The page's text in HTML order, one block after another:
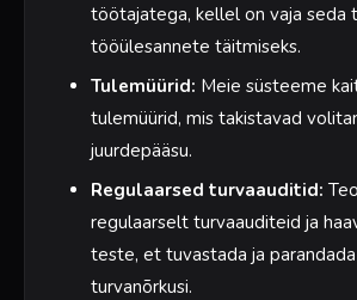
töötajatega, kellel on vaja seda
tööülesannete täitmiseks.
Tulemüürid: Meie süsteeme
tulemüürid, mis takistavad
juurdepääsu.
Regulaarsed turvaauditid:
regulaarselt turvaauditeid ja
teste, et tuvastada ja
turvanõrkusi.